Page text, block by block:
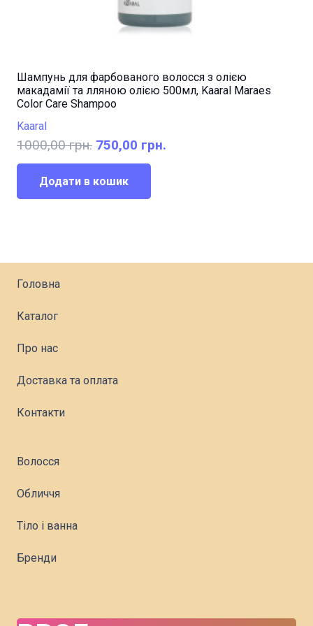
Шампунь для фарбованого волосся з олією
макадамії та лляною олією 500мл, Kaaral Maraes
Color Care Shampoo
Kaaral
1000,00грн. Оригінальна
ціна:
1000,00 грн..
750,00 грн.
Додати в кошик
Головна
Каталог
Про нас
Доставка та оплата
Контакти
Волосся
Обличчя
Тіло і ванна
Бренди